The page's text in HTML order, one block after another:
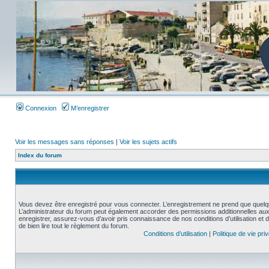
Connexion M’enregistrer
Voir les messages sans réponses | Voir les sujets actifs
Index du forum
Vous devez être enregistré pour vous connecter. L’enregistrement ne prend que
L’administrateur du forum peut également accorder des permissions additionnelles
enregistrer, assurez-vous d’avoir pris connaissance de nos conditions d’utilisation et
de bien lire tout le règlement du forum.
Conditions d’utilisation| Politique de vie